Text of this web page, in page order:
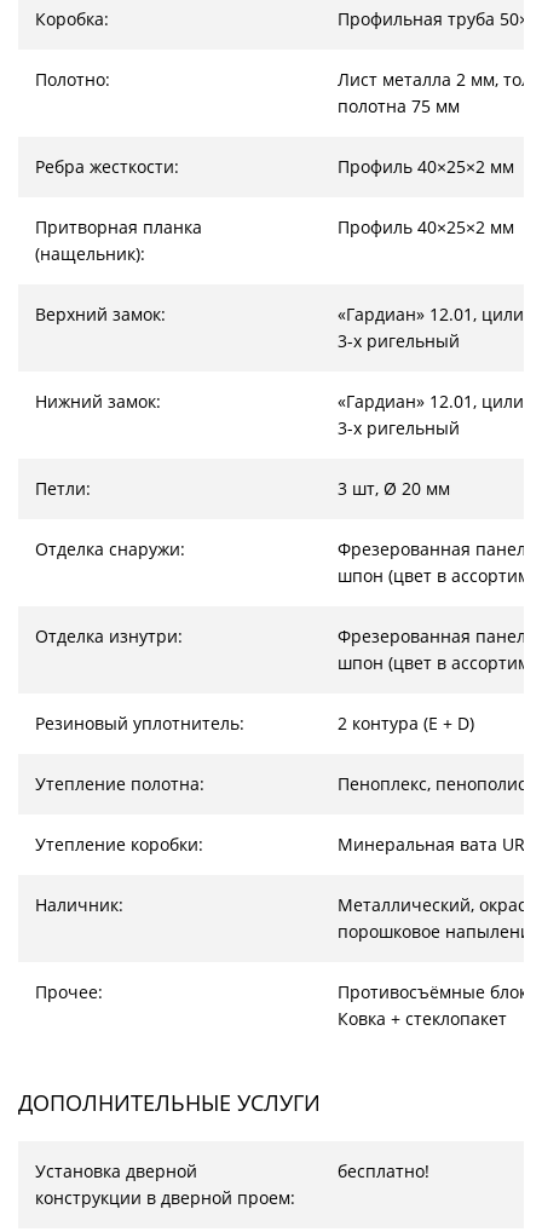
Коробка: Профильная труба
Полотно:
Лист металла 2 мм,
полотна 75 мм
Ребра жесткости: Профиль 40×25×2 мм
Притворная планка
(нащельник):
Профиль 40×25×2 мм
Верхний замок:
«Гардиан» 12.01,
3-х ригельный
Нижний замок:
«Гардиан» 12.01,
3-х ригельный
Петли: 3 шт, Ø 20 мм
Отделка снаружи:
Фрезерованная
шпон (цвет в
Отделка изнутри:
Фрезерованная
шпон (цвет в
Резиновый уплотнитель: 2 контура (E + D)
Утепление полотна: Пеноплекс,
Утепление коробки: Минеральная вата
Наличник:
Металлический, окрас –
порошковое напыление
Прочее:
Противосъёмные
Ковка + стеклопакет
ДОПОЛНИТЕЛЬНЫЕ УСЛУГИ
Установка дверной
конструкции в дверной проем:
бесплатно!